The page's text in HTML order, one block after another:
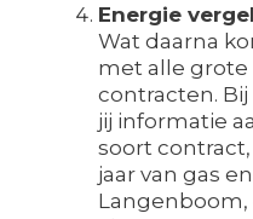
Energie
Wat daarna
met alle grote
contracten.
jij informatie
soort
jaar van gas
Langenboom,